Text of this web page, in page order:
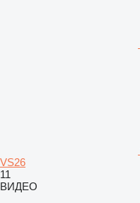
VS26
11
ВИДЕО